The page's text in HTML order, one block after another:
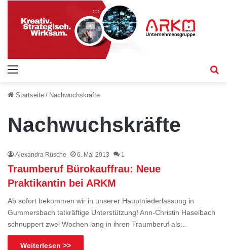
Startseite / Nachwuchskräfte
Nachwuchskräfte
Alexandra Rüsche 6. Mai 2013 1
Traumberuf Bürokauffrau: Neue
Praktikantin bei ARKM
Ab sofort bekommen wir in unserer Hauptniederlassung in
Gummersbach tatkräftige Unterstützung! Ann-Christin Haselbach
schnuppert zwei Wochen lang in ihren Traumberuf als…
Weiterlesen >>